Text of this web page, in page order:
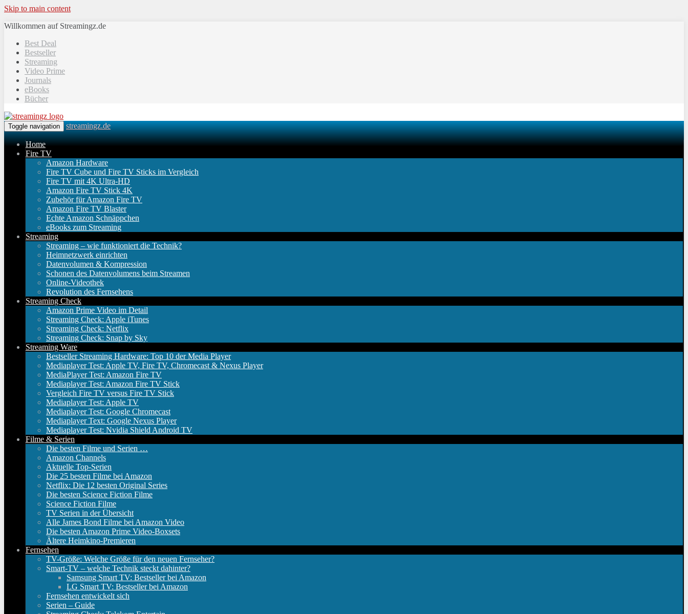
Skip to main content
Willkommen auf Streamingz.de
Best Deal
Bestseller
Streaming
Video Prime
Journals
eBooks
Bücher
Toggle navigation streamingz.de
Home
Fire TV
Amazon Hardware
Fire TV Cube und Fire TV Sticks im Vergleich
Fire TV mit 4K Ultra-HD
Amazon Fire TV Stick 4K
Zubehör für Amazon Fire TV
Amazon Fire TV Blaster
Echte Amazon Schnäppchen
eBooks zum Streaming
Streaming
Streaming – wie funktioniert die Technik?
Heimnetzwerk einrichten
Datenvolumen & Kompression
Schonen des Datenvolumens beim Streamen
Online-Videothek
Revolution des Fernsehens
Streaming Check
Amazon Prime Video im Detail
Streaming Check: Apple iTunes
Streaming Check: Netflix
Streaming Check: Snap by Sky
Streaming Ware
Bestseller Streaming Hardware: Top 10 der Media Player
Mediaplayer Test: Apple TV, Fire TV, Chromecast & Nexus Player
MediaPlayer Test: Amazon Fire TV
Mediaplayer Test: Amazon Fire TV Stick
Vergleich Fire TV versus Fire TV Stick
Mediaplayer Test: Apple TV
Mediaplayer Test: Google Chromecast
Mediaplayer Text: Google Nexus Player
Mediaplayer Test: Nvidia Shield Android TV
Filme & Serien
Die besten Filme und Serien …
Amazon Channels
Aktuelle Top-Serien
Die 25 besten Filme bei Amazon
Netflix: Die 12 besten Original Series
Die besten Science Fiction Filme
Science Fiction Filme
TV Serien in der Übersicht
Alle James Bond Filme bei Amazon Video
Die besten Amazon Prime Video-Boxsets
Ältere Heimkino-Premieren
Fernsehen
TV-Größe: Welche Größe für den neuen Fernseher?
Smart-TV – welche Technik steckt dahinter?
Samsung Smart TV: Bestseller bei Amazon
LG Smart TV: Bestseller bei Amazon
Fernsehen entwickelt sich
Serien – Guide